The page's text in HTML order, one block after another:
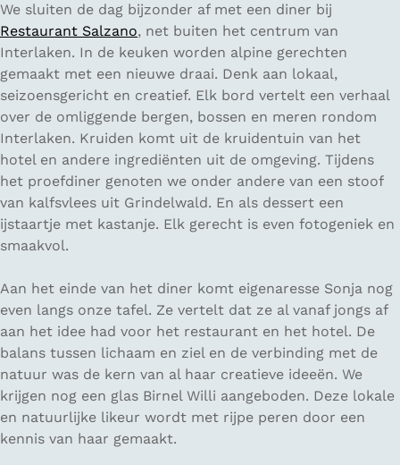
We sluiten de dag bijzonder af met een diner bij
Restaurant Salzano, net buiten het centrum van
Interlaken. In de keuken worden alpine gerechten
gemaakt met een nieuwe draai. Denk aan lokaal,
seizoensgericht en creatief. Elk bord vertelt een verhaal
over de omliggende bergen, bossen en meren rondom
Interlaken. Kruiden komt uit de kruidentuin van het
hotel en andere ingrediënten uit de omgeving. Tijdens
het proefdiner genoten we onder andere van een stoof
van kalfsvlees uit Grindelwald. En als dessert een
ijstaartje met kastanje. Elk gerecht is even fotogeniek en
smaakvol.
Aan het einde van het diner komt eigenaresse Sonja nog
even langs onze tafel. Ze vertelt dat ze al vanaf jongs af
aan het idee had voor het restaurant en het hotel. De
balans tussen lichaam en ziel en de verbinding met de
natuur was de kern van al haar creatieve ideeën. We
krijgen nog een glas Birnel Willi aangeboden. Deze lokale
en natuurlijke likeur wordt met rijpe peren door een
kennis van haar gemaakt.